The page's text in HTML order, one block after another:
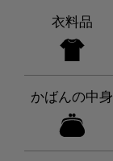
衣料品
かばんの中身